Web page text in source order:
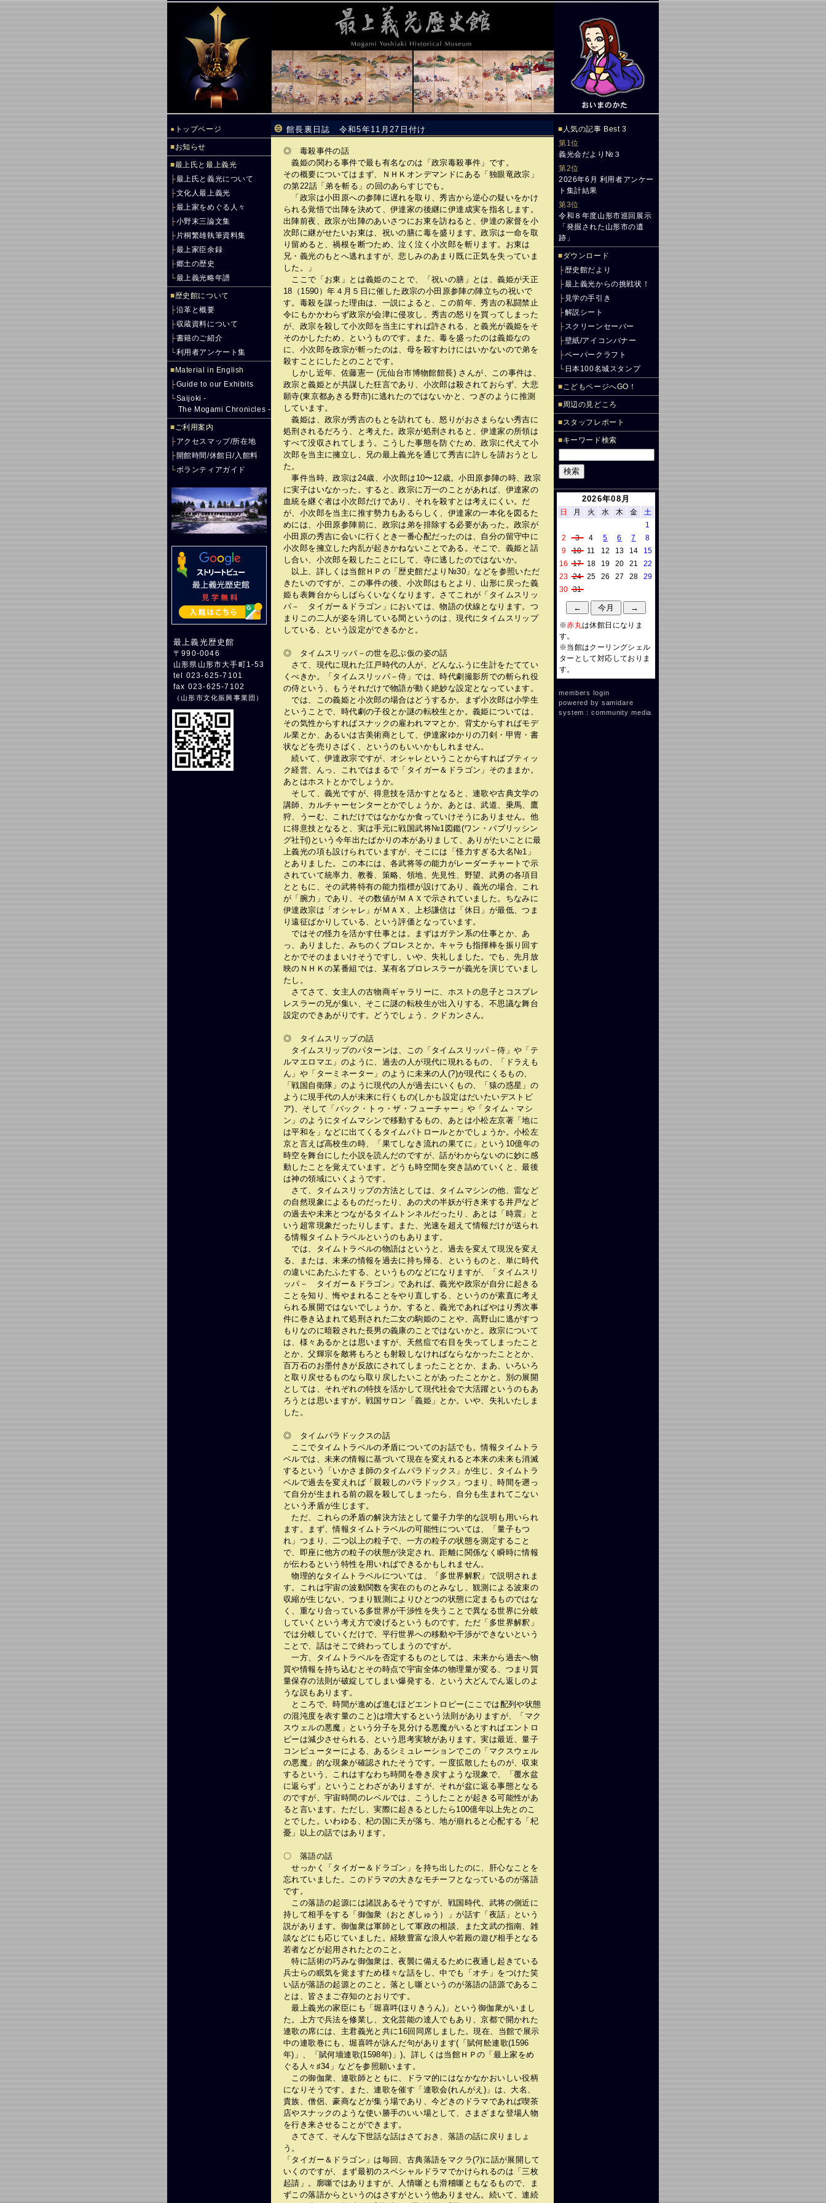
● トップページ
■お知らせ
■最上氏と最上義光
├最上氏と義光について
├文化人最上義光
├最上家をめぐる人々
├小野末三論文集
├ 片桐繁雄執筆資料集
├最上家臣余録
├郷土の歴史
└最上義光略年譜
■歴史館について
├沿革と概要
├収蔵資料について
├書籍のご紹介
└利用者アンケート集
■ Material in English
├Guide to our Exhibits
└Saijoki -
The Mogami Chronicles -
■ご利用案内
├アクセスマップ/所在地
├開館時間/休館日/入館料
└ボランティアガイド
最上義光歴史館
〒990-0046
山形県山形市大手町1-53
tel 023-625-7101
fax 023-625-7102
（山形市文化振興事業団 ）
館長裏日誌 令和5年11月27日付け
◎ 毒殺事件の話
義姫の関わる事件で最も有名なのは「政宗毒殺事件」です。
その概要についてはまず、ＮＨＫオンデマンドにある「独眼竜政宗」
の第22話「弟を斬る」の回のあらすじでも。
「政宗は小田原への参陣に遅れを取り、秀吉から逆心の疑いをかけ
られる覚悟で出陣を決めて、伊達家の後継に伊達成実を指名します。
出陣前夜、政宗が出陣のあいさつにお東を訪ねると、伊達の家督を小
次郎に継がせたいお東は、祝いの膳に毒を盛ります。政宗は一命を取
り留めると、禍根を断つため、泣く泣く小次郎を斬ります。お東は
兄・義光のもとへ逃れますが、悲しみのあまり既に正気を失っていま
した。」
ここで「お東」とは義姫のことで、「祝いの膳」とは、義姫が天正
18（1590）年４月５日に催した政宗の小田原参陣の陣立ちの祝いで
す。毒殺を謀った理由は、一説によると、この前年、秀吉の私闘禁止
令にもかかわらず政宗が会津に侵攻し、秀吉の怒りを買ってしまった
が、政宗を殺して小次郎を当主にすれば許される、と義光が義姫をそ
そのかしたため、というものです。また、毒を盛ったのは義姫なの
に、小次郎を政宗が斬ったのは、母を殺すわけにはいかないので弟を
殺すことにしたとのことです。
しかし近年、佐藤憲一 (元仙台市博物館館長) さんが、この事件は、
政宗と義姫とが共謀した狂言であり、小次郎は殺されておらず、大悲
願寺(東京都あきる野市)に逃れたのではないかと、つぎのように推測
しています。
義姫は、政宗が秀吉のもとを訪れても、怒りがおさまらない秀吉に
処刑されるだろう、と考えた。政宗が処刑されると、伊達家の所領は
すべて没収されてしまう。こうした事態を防ぐため、政宗に代えて小
次郎を当主に擁立し、兄の最上義光を通じて秀吉に許しを請おうとし
た。
事件当時、政宗は24歳、小次郎は10〜12歳。小田原参陣の時、政宗
に実子はいなかった。すると、政宗に万一のことがあれば、伊達家の
血統を継ぐ者は小次郎だけであり、それを殺すとは考えにくい。だ
が、小次郎を当主に推す勢力もあるらしく、伊達家の一本化を図るた
めには、小田原参陣前に、政宗は弟を排除する必要があった。政宗が
小田原の秀吉に会いに行くとき一番心配だったのは、自分の留守中に
小次郎を擁立した内乱が起きかねないことである。そこで、義姫と話
し合い、小次郎を殺したことにして、寺に逃したのではないか。
以上、詳しくは当館ＨＰの「歴史館だより№30」などを参照いただ
きたいのですが、この事件の後、小次郎はもとより、山形に戻った義
姫も表舞台からしばらくいなくなります。さてこれが「タイムスリッ
パ－ タイガー＆ドラゴン」においては、物語の伏線となります。つ
まりこの二人が姿を消している間というのは、現代にタイムスリップ
している、という設定ができるかと。
◎ タイムスリッパ－の世を忍ぶ仮の姿の話
さて、現代に現れた江戸時代の人が、どんなふうに生計をたててい
くべきか。「タイムスリッパ－侍」では、時代劇撮影所での斬られ役
の侍という、もうそれだけで物語が動く絶妙な設定となっています。
では、この義姫と小次郎の場合はどうするか。まず小次郎は小学生
ということで、時代劇の子役とか謎の転校生とか。義姫については、
その気性からすればスナックの雇われママとか、背丈からすればモデ
ル業とか、あるいは古美術商として、伊達家ゆかりの刀剣・甲冑・書
状などを売りさばく、というのもいいかもしれません。
続いて、伊達政宗ですが、オシャレということからすればブティッ
ク経営、んっ、これではまるで「タイガー＆ドラゴン」そのままか。
あとはホストとかでしょうか。
そして、義光ですが、得意技を活かすとなると、連歌や古典文学の
講師、カルチャーセンターとかでしょうか。あとは、武道、乗馬、鷹
狩、うーむ、これだけではなかなか食っていけそうにありません。他
に得意技となると、実は手元に戦国武将№1図鑑(ワン・パブリッシン
グ社刊)という今年出たばかりの本がありまして、ありがたいことに最
上義光の項も設けられていますが、そこには「怪力すぎる大名№1」
とありました。この本には、各武将等の能力がレーダーチャートで示
されていて統率力、教養、策略、領地、先見性、野望、武勇の各項目
とともに、その武将特有の能力指標が設けてあり、義光の場合、これ
が「腕力」であり、その数値がＭＡＸで示されていました。ちなみに
伊達政宗は「オシャレ」がＭＡＸ、上杉謙信は「休日」が最低、つま
り遠征ばかりしている、という評価となっています。
ではその怪力を活かす仕事とは。まずはガテン系の仕事とか、あ
っ、ありました、みちのくプロレスとか。キャラも指揮棒を振り回す
とかでそのままいけそうですし、いや、失礼しました。でも、先月放
映のＮＨＫの某番組では、某有名プロレスラーが義光を演じていまし
たし。
さてさて、女主人の古物商ギャラリーに、ホストの息子とコスプレ
レスラーの兄が集い、そこに謎の転校生が出入りする、不思議な舞台
設定のできあがりです。どうでしょう、クドカンさん。
◎ タイムスリップの話
タイムスリップのパターンは、この「タイムスリッパ－侍」や「テ
ルマエロマエ」のように、過去の人が現代に現れるもの、「ドラえも
ん」や「ターミネーター」のように未来の人(?)が現代にくるもの、
「戦国自衛隊」のように現代の人が過去にいくもの、「猿の惑星」の
ように現手代の人が未来に行くもの(しかも設定はだいたいデストピ
ア)、そして「バック・トゥ・ザ・フューチャー」や「タイム・マシ
ン」のようにタイムマシンで移動するもの、あとは小松左京著「地に
は平和を」などに出てくるタイムパトロールとかでしょうか。小松左
京と言えば高校生の時、「果てしなき流れの果てに」という10億年の
時空を舞台にした小説を読んだのですが、話がわからないのに妙に感
動したことを覚えています。どうも時空間を突き詰めていくと、最後
は神の領域にいくようです。
さて、タイムスリップの方法としては、タイムマシンの他、雷など
の自然現象によるものだったり、あの犬の半妖が行き来する井戸など
の過去や未来とつながるタイムトンネルだったり、あとは「時震」と
いう超常現象だったりします。また、光速を超えて情報だけが送られ
る情報タイムトラベルというのもあります。
では、タイムトラベルの物語はというと、過去を変えて現況を変え
る、または、未来の情報を過去に持ち帰る、というものと、単に時代
の違いにあたふたする、というものなどになりますが、「タイムスリ
ッパ－ タイガー＆ドラゴン」であれば、義光や政宗が自分に起きる
ことを知り、悔やまれることをやり直しする、というのが素直に考え
られる展開ではないでしょうか。すると、義光であればやはり秀次事
件に巻き込まれて処刑された二女の駒姫のことや、高野山に逃がすつ
もりなのに暗殺された長男の義康のことではないかと。政宗について
は、様々あるかとは思いますが、天然痘で右目を失ってしまったこと
とか、父輝宗を敵将もろとも射殺しなければならなかったこととか、
百万石のお墨付きが反故にされてしまったこととか、まあ、いろいろ
と取り戻せるものなら取り戻したいことがあったことかと。別の展開
としては、それぞれの特技を活かして現代社会で大活躍というのもあ
ろうとは思いますが。戦国サロン「義姫」とか。いや、失礼いたしま
した。
◎ タイムパラドックスの話
ここでタイムトラベルの矛盾についてのお話でも。情報タイムトラ
ベルでは、未来の情報に基づいて現在を変えれると本来の未来も消滅
するという「いかさま師のタイムパラドックス」が生じ、タイムトラ
ベルで過去を変えれば「親殺しのパラドックス」つまり、時間を遡っ
て自分が生まれる前の親を殺してしまったら、自分も生まれてこない
という矛盾が生じます。
ただ、これらの矛盾の解決方法として量子力学的な説明も用いられ
ます。まず、情報タイムトラベルの可能性については、「量子もつ
れ」つまり、二つ以上の粒子で、一方の粒子の状態を測定すること
で、即座に他方の粒子の状態が決定され、距離に関係なく瞬時に情報
が伝わるという特性を用いればできるかもしれません。
物理的なタイムトラベルについては、「多世界解釈」で説明されま
す。これは宇宙の波動関数を実在のものとみなし、観測による波束の
収縮が生じない、つまり観測によりひとつの状態に定まるものではな
く、重なり合っている多世界が干渉性を失うことで異なる世界に分岐
していくという考え方で凌げるというものです。ただ「多世界解釈」
では分岐していくだけで、平行世界への移動や干渉ができないという
ことで、話はそこで終わってしまうのですが。
一方、タイムトラベルを否定するものとしては、未来から過去へ物
質や情報を持ち込むとその時点で宇宙全体の物理量が変る、つまり質
量保存の法則が破綻してしまい爆発する、という大どんでん返しのよ
うな説もあります。
ところで、時間が進めば進むほどエントロピー(ここでは配列や状態
の混沌度を表す量のこと)は増大するという法則がありますが、「マク
スウェルの悪魔」という分子を見分ける悪魔がいるとすればエントロ
ピーは減少させられる、という思考実験があります。実は最近、量子
コンピューターによる、あるシミュレーションでこの「マクスウェル
の悪魔」的な現象が確認されたそうです。一度拡散したものが、収束
するという、これはすなわち時間を巻き戻すような現象で、「覆水盆
に返らず」ということわざがありますが、それが盆に返る事態となる
のですが、宇宙時間のレベルでは、こうしたことが起きる可能性があ
ると言います。ただし、実際に起きるとしたら100億年以上先とのこ
とでした。いわゆる、杞の国に天が落ち、地が崩れると心配する「杞
憂」以上の話ではあります。
〇 落語の話
せっかく「タイガー＆ドラゴン」を持ち出したのに、肝心なことを
忘れていました。このドラマの大きなモチーフとなっているのが落語
です。
この落語の起源には諸説あるそうですが、戦国時代、武将の側近に
持して相手をする「御伽衆（おとぎしゅう）」が話す「夜話」という
説があります。御伽衆は軍師として軍政の相談、また文武の指南、雑
談などにも応じていました。経験豊富な浪人や若殿の遊び相手となる
若者などが起用されたとのこと。
特に話術の巧みな御伽衆は、夜襲に備えるために夜通し起きている
兵士らの眠気を覚ますため様々な話をし、中でも「オチ」をつけた笑
い話が落語の起源とのこと。落とし噺というのが落語の語源であるこ
とは、皆さまご存知のとおりです。
最上義光の家臣にも「堀喜吽(ほりきうん)」という御伽衆がいまし
た。上方で兵法を修業し、文化芸能の達人でもあり、京都で開かれた
連歌の席には、主君義光と共に16回同席しました。現在、当館で展示
中の連歌巻にも、堀喜吽が詠んだ句があります(「賦何舩連歌(1596
年)」、「賦何墻連歌(1598年)」)。詳しくは当館ＨＰの「最上家をめ
ぐる人々♯34」などを参照願います。
この御伽衆、連歌師とともに、ドラマ的にはなかなかおいしい役柄
になりそうです。また、連歌を催す「連歌会(れんがえ)」は、大名、
貴族、僧侶、豪商などが集う場であり、今どきのドラマであれば喫茶
店やスナックのような使い勝手のいい場として、さまざまな登場人物
を行き来させることができます。
さてさて、そんな下世話な話はさておき、落語の話に戻りましょ
う。
「タイガー＆ドラゴン」は毎回、古典落語をマクラ(?)に話が展開して
いくのですが、まず最初のスペシャルドラマでかけられるのは「三枚
起請」。廓噺ではありますが、人情噺とも滑稽噺ともなるもので、ま
ずこの落語からというのはさすがという他ありません。続いて、連続
■ 人気の記事 Best 3
第1位
義光会だより№３
第2位
2026年6月 利用者アンケー
ト集計結果
第3位
令和８年度山形市巡回展示
「発掘された山形市の遺
跡」
■ダウンロード
├歴史館だより
├最上義光からの挑戦状！
├ 見学の手引き
├解説シート
├スクリーンセーバー
├壁紙/アイコンバナー
├ペーパークラフト
└ 日本100名城スタンプ
■こどもページへGO！
■周辺の見どころ
■スタッフレポート
■キーワード検索
2026年08月
日 月 火 水 木 金
土
1
2
3 4 5 6 7
8
9
10 11 12 13 14
15
16
17 18 19 20 21
22
23 24 25 26 27 28
29
30 31
※赤丸は休館日になりま
す。
※当館はクーリングシェル
ターとして対応しておりま
す。
members login
powered by samidare
system：community media